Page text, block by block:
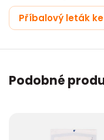
Příbalový leták
Podobné